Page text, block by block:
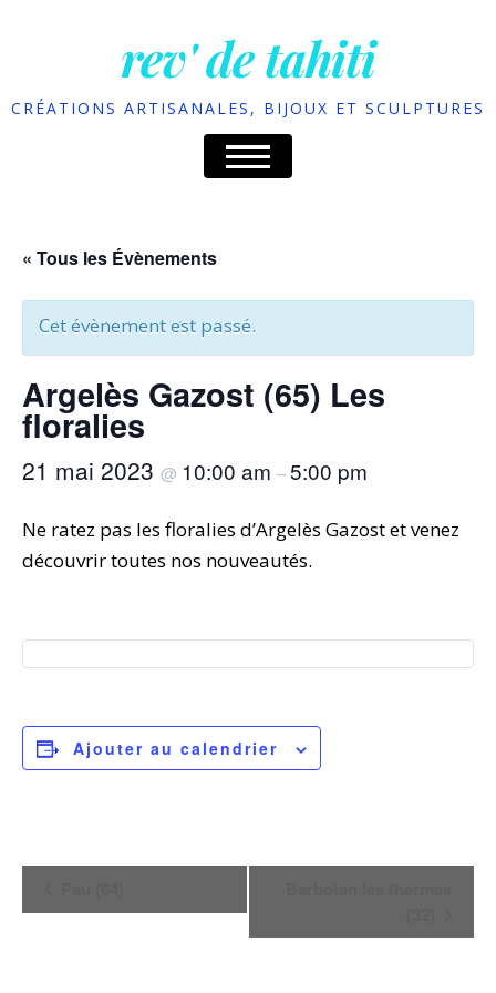
rev' de tahiti
CRÉATIONS ARTISANALES, BIJOUX ET SCULPTURES
« Tous les Évènements
Cet évènement est passé.
Argelès Gazost (65) Les
floralies
21 mai 2023 @ 10:00 am –5:00 pm
Ne ratez pas les floralies d’Argelès Gazost et venez
découvrir toutes nos nouveautés.
Ajouter au calendrier